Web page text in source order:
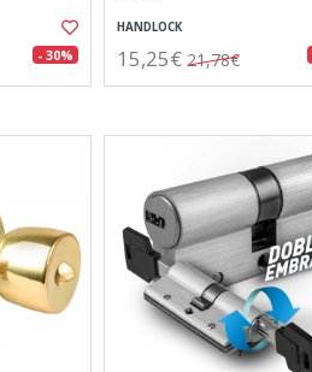
- 30%
HANDLOCK
15,25€ 21,78€